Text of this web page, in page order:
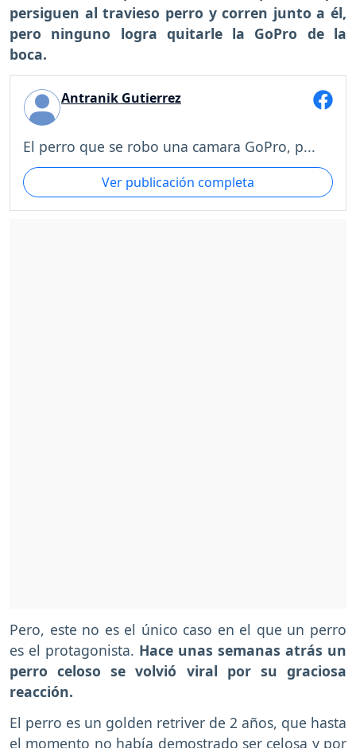
persiguen al travieso perro y corren junto a él,
pero ninguno logra quitarle la GoPro de la
boca.
Antranik Gutierrez
El perro que se robo una camara GoPro, p...
Ver publicación completa
Pero, este no es el único caso en el que un perro
es el protagonista. Hace unas semanas atrás un
perro celoso se volvió viral por su graciosa
reacción.
El perro es un golden retriver de 2 años, que hasta
el momento no había demostrado ser celosa y por